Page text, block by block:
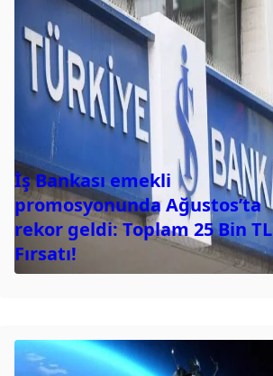
İş Bankası emekli
promosyonunda Ağustos’ta
rekor geldi: Toplam 25 Bin TL
Fırsatı!